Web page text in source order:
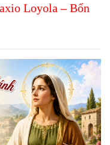
Loyola – Bổn